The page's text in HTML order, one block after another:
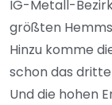
IG-Metall-
größten
Hinzu komme
schon das
Und die hohen